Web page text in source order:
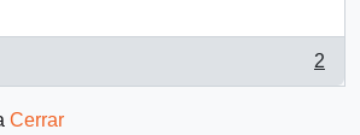
2
Cerrar